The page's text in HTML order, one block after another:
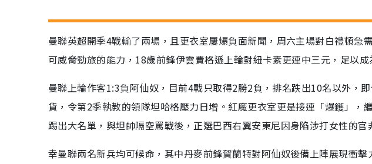
曼聯英超開季4戰輸了兩場，且更衣室屢爆負面新聞，周六主場對白禮頓急
可威脅勁旅的能力，18歲前鋒伊雲費格遜上輪對紐卡素更連中三元，足以成
曼聯上輪作客1:3負阿仙奴，目前4戰只取得2勝2負，排名跌出10名以外，
貨，令第2季執教的領隊坦哈格壓力日增。紅魔更衣室更是接連「爆鑊」，
踢出大名單，與坦帥隔空罵戰後，正選巴西右翼安東尼因身陷涉打女性的
幸曼聯兩名新兵均可候命，其中丹麥前鋒賀蘭特對阿仙奴後備上陣展現衝